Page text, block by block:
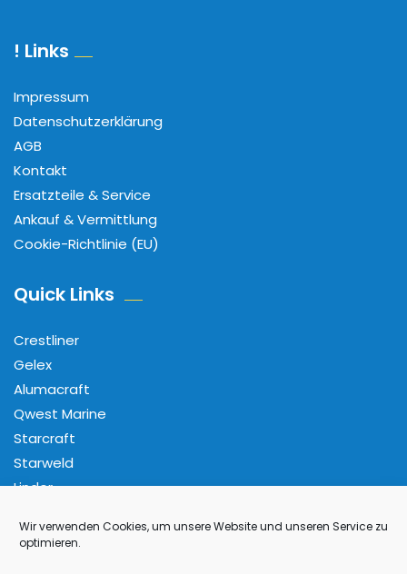
Wir verwenden Cookies, um unsere Website und unseren Service zu
optimieren.
! Links
Impressum
Datenschutzerklärung
AGB
Kontakt
Ersatzteile & Service
Ankauf & Vermittlung
Cookie-Richtlinie (EU)
Quick Links
Crestliner
Gelex
Alumacraft
Qwest Marine
Starcraft
Starweld
Linder
Folge Uns